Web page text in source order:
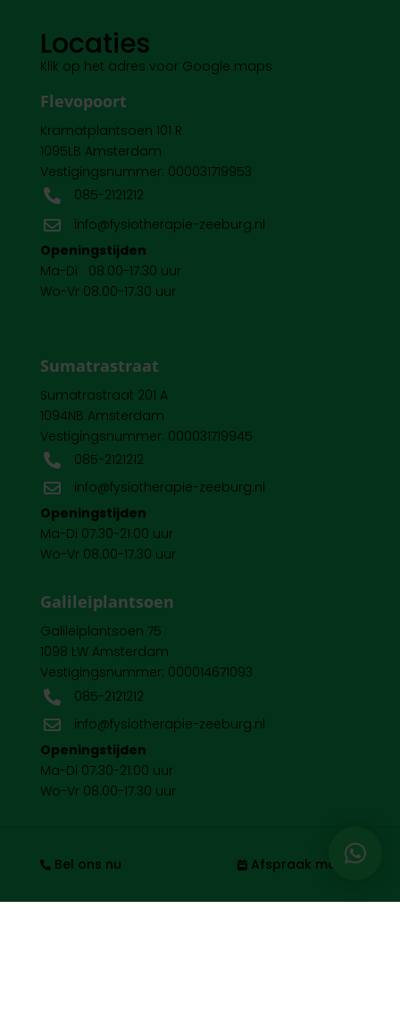
Bel ons nu Afspraak maken
Locaties
Klik op het adres voor Google maps
Flevopoort
Kramatplantsoen 101 R
1095LB Amsterdam
Vestigingsnummer: 000031719953
 085-2121212

info@fysiotherapie-zeeburg.nl
Openingstijden
Ma-Di 08.00-17.30 uur
Wo-Vr 08.00-17.30 uur
Sumatrastraat
Sumatrastraat 201 A
1094NB Amsterdam
Vestigingsnummer: 000031719945
 085-2121212

info@fysiotherapie-zeeburg.nl
Openingstijden
Ma-Di 07.30-21.00 uur
Wo-Vr 08.00-17.30 uur
Galileiplantsoen
Galileiplantsoen 75
1098 LW Amsterdam
Vestigingsnummer: 000014671093
 085-2121212

info@fysiotherapie-zeeburg.nl
Openingstijden
Ma-Di 07.30-21.00 uur
Wo-Vr 08.00-17.30 uur
Privacy Policy